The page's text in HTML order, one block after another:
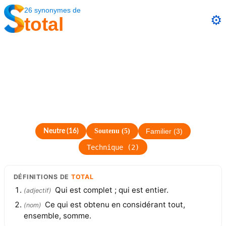
26synonymes de
total ⚙️
Neutre(16) Soutenu (5) Familier (3)
Technique (2)
DÉFINITIONS DE TOTAL
(adjectif) Qui est complet ; qui est entier.
(nom) Ce qui est obtenu en considérant tout,
ensemble, somme.